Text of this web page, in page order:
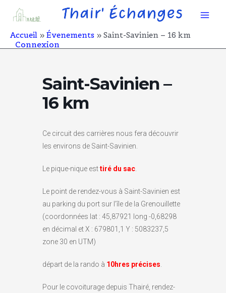
contenu
Accueil Évenements Saint-Savinien – 16 km
Connexion
Saint-Savinien –
16 km
Ce circuit des carrières nous fera découvrir
les environs de Saint-Savinien.
Le pique-nique esttiré du sac
Le point de rendez-vous à Saint-Savinien est
au parking du port sur l’île de la Grenouillette
(coordonnées lat : 45,87921 long -0,68298
en décimal et X : 679801,1 Y : 5083237,5
zone 30 en UTM)
départ de la rando à 10hres précises
Pour le covoiturage depuis Thairé, rendez-